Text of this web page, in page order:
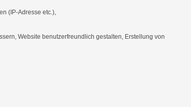
(IP-Adresse etc.),
Website benutzerfreundlich gestalten, Erstellung von